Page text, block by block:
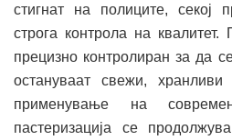
стигнат на полиците, секој
строга контрола на
прецизно контролиран за да
остануваат свежи,
применување на
пастеризација се